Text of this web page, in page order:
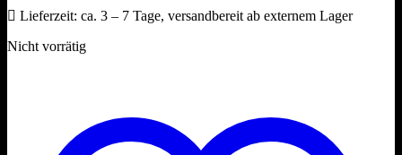
Lieferzeit: ca. 3 – 7 Tage, versandbereit ab externem Lager
Nicht vorrätig